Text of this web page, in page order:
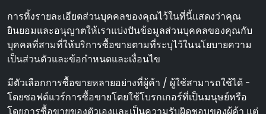
การทิ้งรายละเอียดส่วนบุคคลของคุณไว้ในที่นี้แสดงว่าคุณ
ยินยอมและอนุญาตให้เราแบ่งปันข้อมูลส่วนบุคคลของคุณกับ
บุคคลที่สามที่ให้บริการซื้อขายตามที่ระบุไว้ในนโยบายความ
เป็นส่วนตัวและข้อกําหนดและเงื่อนไข
มีตัวเลือกการซื้อขายหลายอย่างที่ผู้ค้า / ผู้ใช้สามารถใช้ได้ -
โดยซอฟต์แวร์การซื้อขายโดยใช้โบรกเกอร์ที่เป็นมนุษย์หรือ